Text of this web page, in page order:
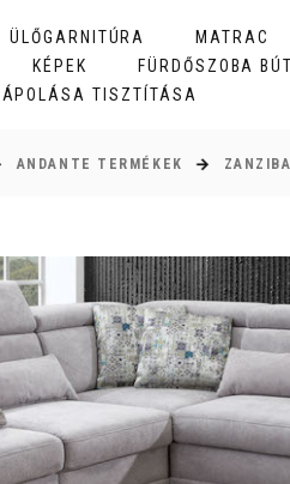
ÜLŐGARNITÚRA MATRAC
KÉPEK FÜRDŐSZOBA
ÁPOLÁSA TISZTÍTÁSA
ANDANTE TERMÉKEK